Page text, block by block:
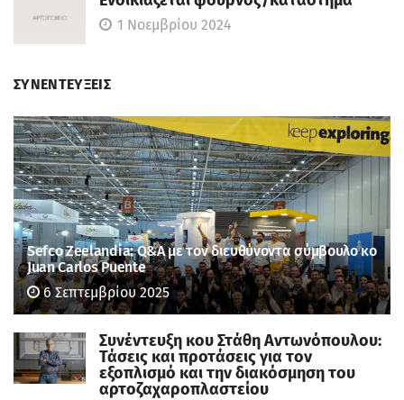
1 Νοεμβρίου 2024
ΣΥΝΕΝΤΕΥΞΕΙΣ
Sefco Zeelandia: Q&A με τον διευθύνοντα σύμβουλο κο
Juan Carlos Puente
6 Σεπτεμβρίου 2025
Συνέντευξη κου Στάθη Αντωνόπουλου:
Τάσεις και προτάσεις για τον
εξοπλισμό και την διακόσμηση του
αρτοζαχαροπλαστείου